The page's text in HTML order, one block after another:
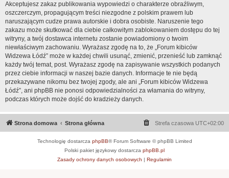
Akceptujesz zakaz publikowania wypowiedzi o charakterze obraźliwym,
oszczerczym, propagującym treści niezgodne z polskim prawem lub
naruszającym cudze prawa autorskie i dobra osobiste. Naruszenie tego
zakazu może skutkować dla ciebie całkowitym zablokowaniem dostępu do tej
witryny, a twój dostawca internetu zostanie powiadomiony o twoim
niewłaściwym zachowaniu. Wyrażasz zgodę na to, że „Forum kibiców
Widzewa Łódź” może w każdej chwili usunąć, zmienić, przenieść lub zamknąć
każdy twój temat, post. Wyrażasz zgodę na zapisywanie wszystkich podanych
przez ciebie informacji w naszej bazie danych. Informacje te nie będą
przekazywane nikomu bez twojej zgody, ale ani „Forum kibiców Widzewa
Łódź”, ani phpBB nie ponosi odpowiedzialności za włamania do witryny,
podczas których może dojść do kradzieży danych.
Strona domowa Strona główna Strefa czasowa UTC+02:00
Technologię dostarcza phpBB® Forum Software © phpBB Limited
Polski pakiet językowy dostarcza phpBB.pl
Zasady ochrony danych osobowych | Regulamin